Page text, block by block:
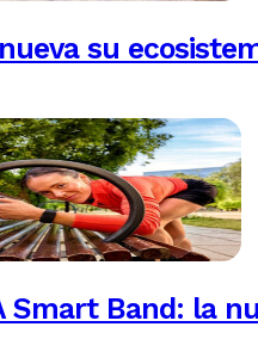
su
Smart Band: la